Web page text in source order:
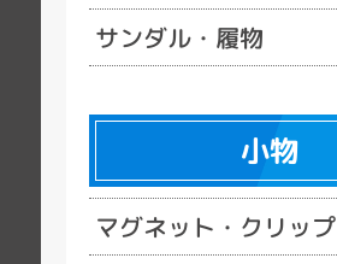
サンダル・履物
小物
マグネット・クリップ